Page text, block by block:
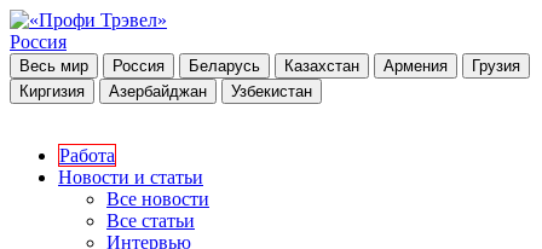
Россия
Весь мир Россия Беларусь Казахстан Армения
Грузия
Киргизия
Азербайджан Узбекистан
Работа
Новости и статьи
Все новости
Все статьи
Интервью